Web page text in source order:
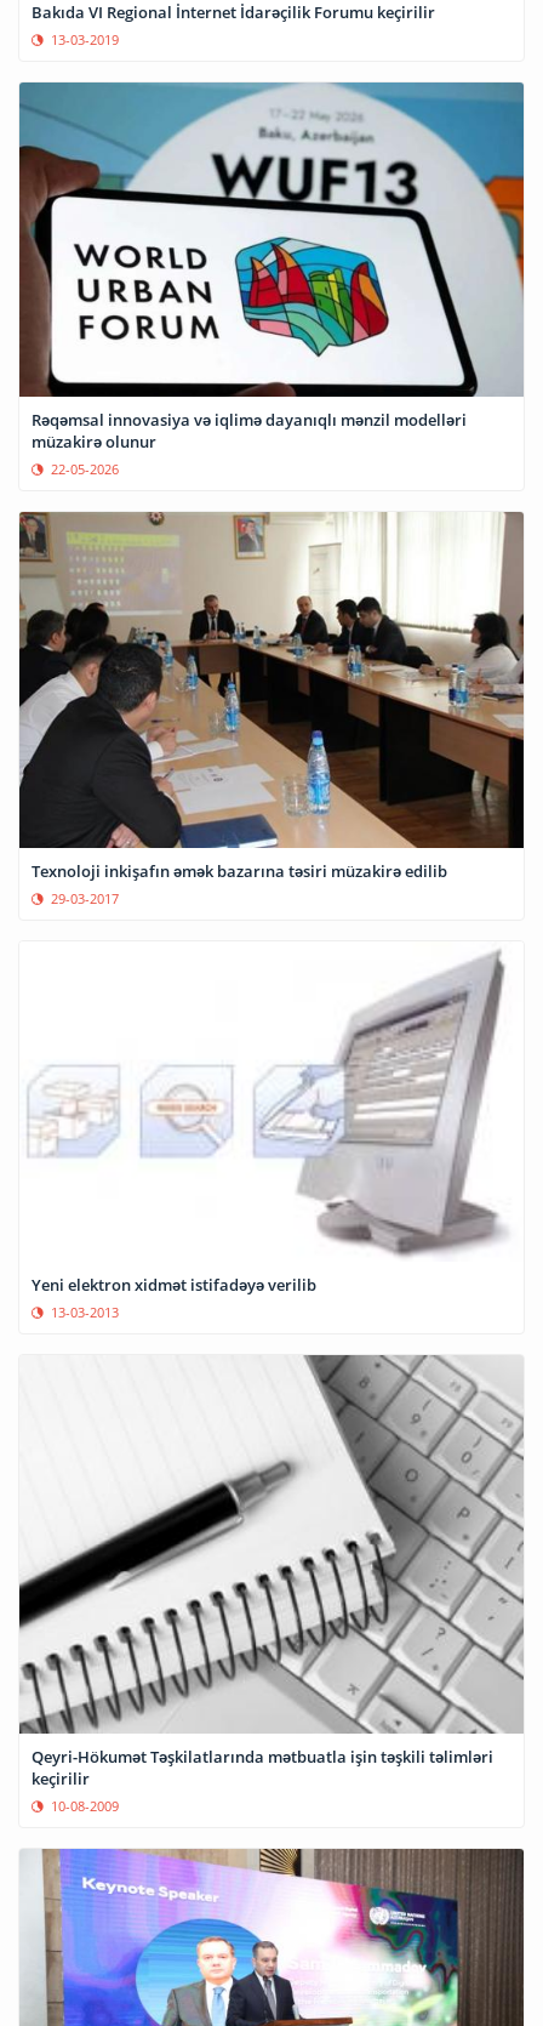
Bakıda VI Regional İnternet İdarəçilik Forumu keçirilir
13-03-2019
Rəqəmsal innovasiya və iqlimə dayanıqlı mənzil modelləri
müzakirə olunur
22-05-2026
Texnoloji inkişafın əmək bazarına təsiri müzakirə edilib
29-03-2017
Yeni elektron xidmət istifadəyə verilib
13-03-2013
Qeyri-Hökumət Təşkilatlarında mətbuatla işin təşkili təlimləri
keçirilir
10-08-2009